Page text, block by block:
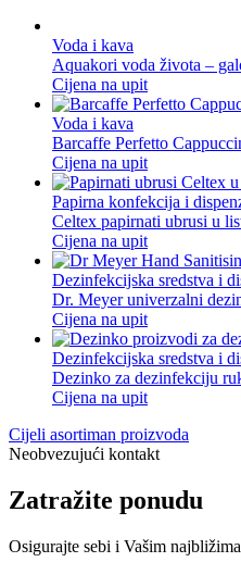
Voda i kava
Aquakori voda života –
Cijena na upit
Voda i kava
Barcaffe Perfetto
Cijena na upit
Papirna konfekcija i
Celtex papirnati ubrusi u
Cijena na upit
Dezinfekcijska sredstva i
Dr. Meyer univerzalni
Cijena na upit
Dezinfekcijska sredstva i
Dezinko za dezinfekciju
Cijena na upit
Cijeli asortiman proizvoda
Neobvezujući kontakt
Zatražite ponudu
Osigurajte sebi i Vašim